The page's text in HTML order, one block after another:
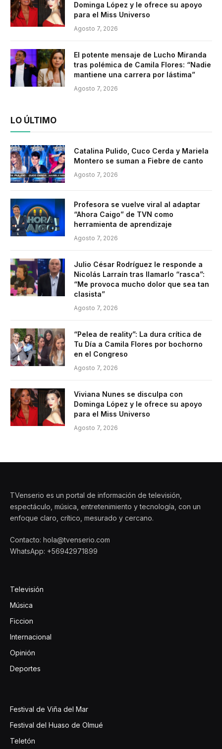
Dominga López y le ofrece su apoyo
para el Miss Universo
Agosto 7, 2026
El potente mensaje de Lucho Miranda
tras polémica de Camila Flores: “Nadie
mantiene una carrera por lástima”
Agosto 7, 2026
LO ÚLTIMO
Catalina Pulido, Cuco Cerda y Mariela
Montero se suman a Fiebre de canto
Agosto 7, 2026
Profesora se vuelve viral al adaptar
“Ahora Caigo” de TVN como
herramienta de aprendizaje
Agosto 7, 2026
Julio César Rodríguez le responde a
Nicolás Larraín tras llamarlo “rasca”:
“Me provoca mucho dolor que sea tan
clasista”
Agosto 7, 2026
“Pelea de reality”: La dura crítica de
Tu Día a Camila Flores por bochorno
en el Congreso
Agosto 7, 2026
Viviana Nunes se disculpa con
Dominga López y le ofrece su apoyo
para el Miss Universo
Agosto 7, 2026
TVenserio es un portal de información de televisión,
espectáculo, música, entretenimiento y tecnología, con un
enfoque claro, crítico, mesurado y cercano.
Contacto: hola@tvenserio.com
WhatsApp: +56942971899
Televisión
Música
Ficcion
Internacional
Opinión
Deportes
Festival de Viña del Mar
Festival del Huaso de Olmué
Teletón